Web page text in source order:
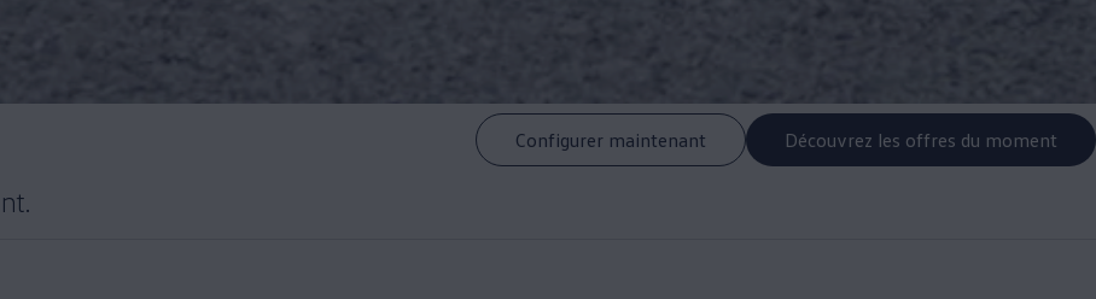
Configurer maintenant Découvrez les offres du moment